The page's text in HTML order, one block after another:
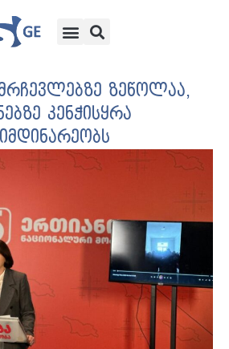
ზეწოლაა,
კენჭისყრა